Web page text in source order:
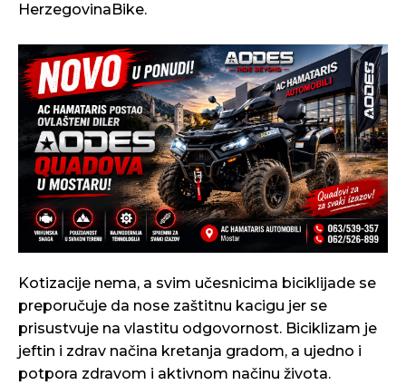
HerzegovinaBike.
Kotizacije nema, a svim učesnicima biciklijade se
preporučuje da nose zaštitnu kacigu jer se
prisustvuje na vlastitu odgovornost. Biciklizam je
jeftin i zdrav načina kretanja gradom, a ujedno i
potpora zdravom i aktivnom načinu života.